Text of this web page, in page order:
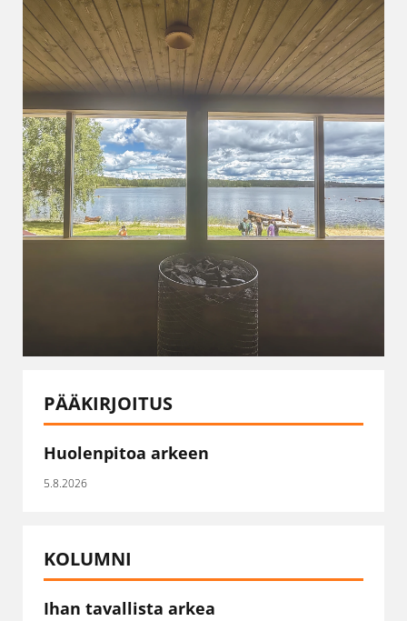
PÄÄKIRJOITUS
Huolenpitoa arkeen
5.8.2026
KOLUMNI
Ihan tavallista arkea